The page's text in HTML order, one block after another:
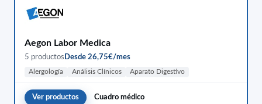
Aegon Labor Medica
5 productos Desde 26,75€/mes
Alergología Análisis Clínicos Aparato Digestivo
Ver productos Cuadro médico